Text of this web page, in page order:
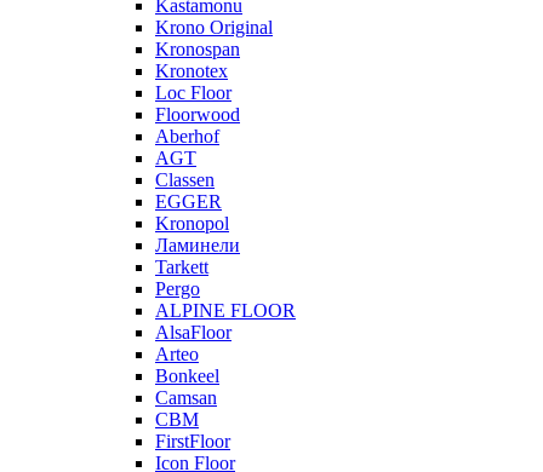
Kastamonu
Krono Original
Kronospan
Kronotex
Loc Floor
Floorwood
Aberhof
AGT
Classen
EGGER
Kronopol
Ламинели
Tarkett
Pergo
ALPINE FLOOR
AlsaFloor
Arteo
Bonkeel
Camsan
CBM
FirstFloor
Icon Floor